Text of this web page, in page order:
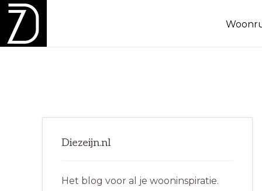
Spring
naar
de
Door
naar
de
Spring
naar
de
Sidebar
Diezeijn.nl
Het blog voor al je wooninspiratie.